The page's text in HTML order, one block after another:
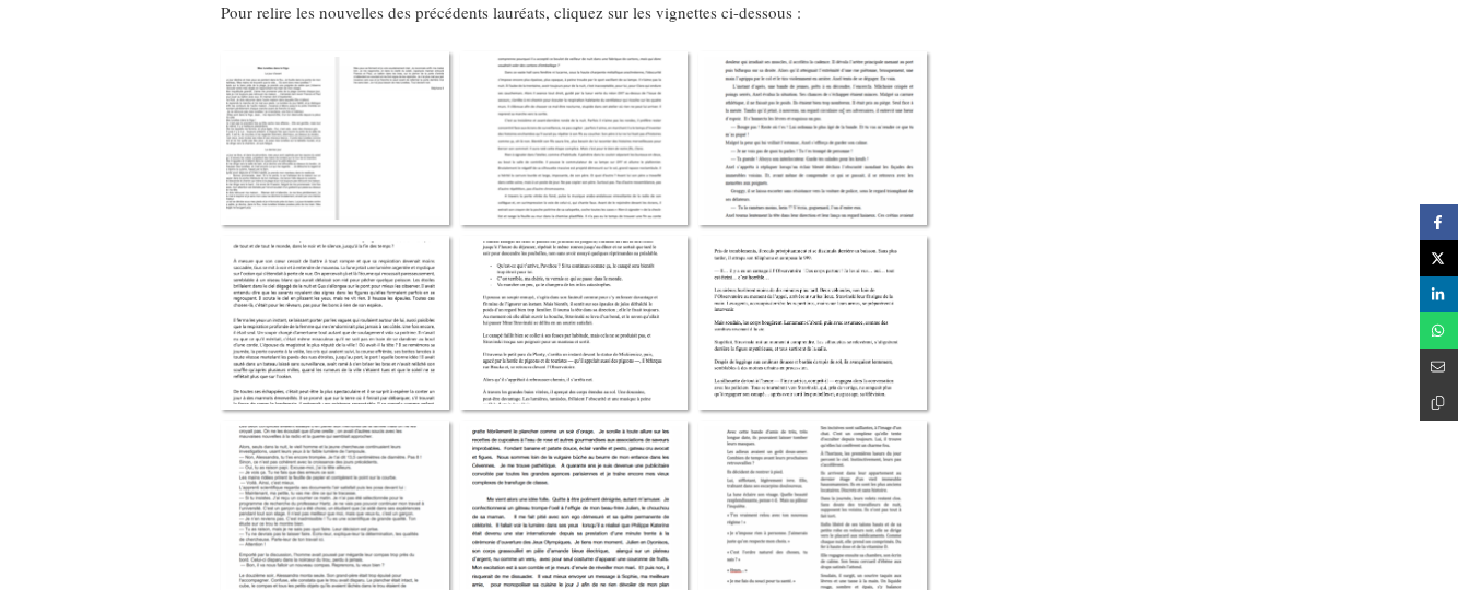
Pour relire les nouvelles des précédents lauréats, cliquez sur les vignettes ci-dessous :